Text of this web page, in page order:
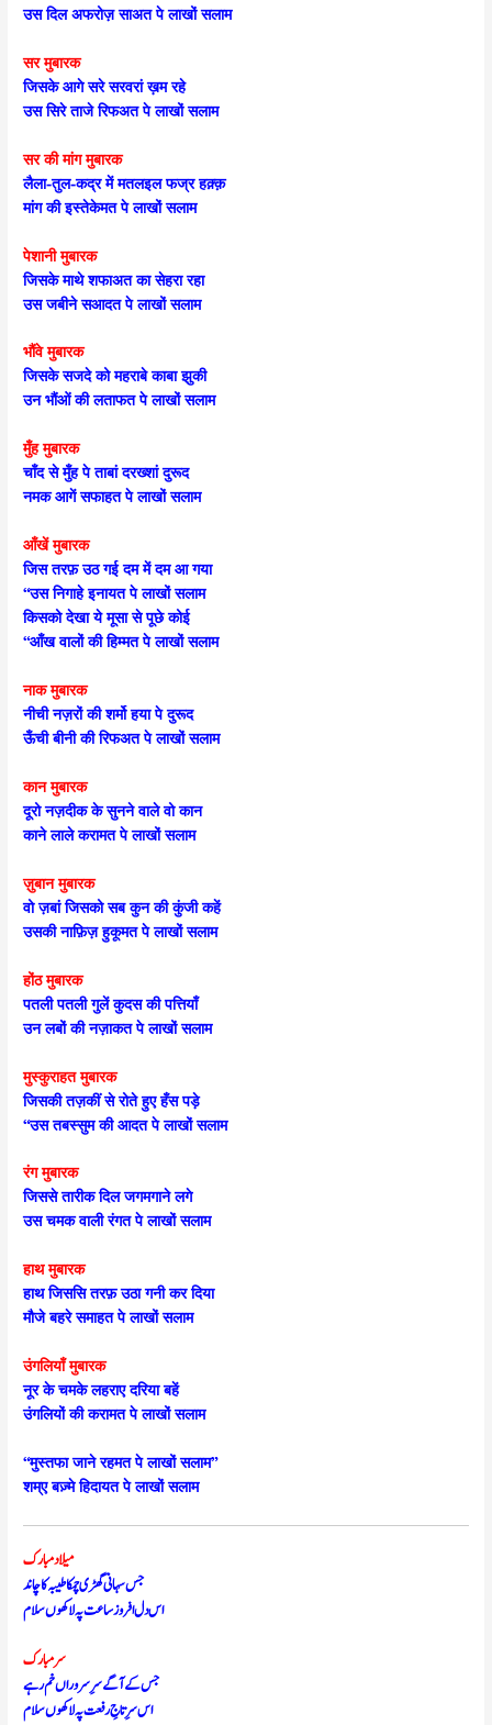
उस दिल अफरोज़ साअत पे लाखों सलाम
सर मुबारक
जिसके आगे सरे सरवरां ख़म रहे
उस सिरे ताजे रिफअत पे लाखों सलाम
सर की मांग मुबारक
लैला-तुल-कद्र में मतलइल फज्र हक़्क़
मांग की इस्तेकेमत पे लाखों सलाम
पेशानी मुबारक
जिसके माथे शफाअत का सेहरा रहा
उस जबीने सआदत पे लाखों सलाम
भौंवे मुबारक
जिसके सजदे को महराबे काबा झुकी
उन भौंओं की लताफत पे लाखों सलाम
मुँह मुबारक
चाँद से मुँह पे ताबां दरख्शां दुरूद
नमक आगें सफाहत पे लाखों सलाम
आँखें मुबारक
जिस तरफ़ उठ गई दम में दम आ गया
“उस निगाहे इनायत पे लाखों सलाम
किसको देखा ये मूसा से पूछे कोई
“आँख वालों की हिम्मत पे लाखों सलाम
नाक मुबारक
नीची नज़रों की शर्मो हया पे दुरूद
ऊँची बीनी की रिफअत पे लाखों सलाम
कान मुबारक
दूरो नज़दीक के सुनने वाले वो कान
काने लाले करामत पे लाखों सलाम
ज़ुबान मुबारक
वो ज़बां जिसको सब कुन की कुंजी कहें
उसकी नाफ़िज़ हुकूमत पे लाखों सलाम
होंठ मुबारक
पतली पतली गुलें कुदस की पत्तियाँ
उन लबों की नज़ाकत पे लाखों सलाम
मुस्कुराहत मुबारक
जिसकी तज़कीं से रोते हुए हँस पड़े
“उस तबस्सुम की आदत पे लाखों सलाम
रंग मुबारक
जिससे तारीक दिल जगमगाने लगे
उस चमक वाली रंगत पे लाखों सलाम
हाथ मुबारक
हाथ जिससि तरफ़ उठा गनी कर दिया
मौजे बहरे समाहत पे लाखों सलाम
उंगलियाँ मुबारक
नूर के चमके लहराए दरिया बहें
उंगलियों की करामत पे लाखों सलाम
“मुस्तफा जाने रहमत पे लाखों सलाम”
शम्ए बज़्मे हिदायत पे लाखों सलाम
میلاد مبارک
جس سہانی گھڑی چمکا طیبہ کا چاند
اس دل افروز ساعت پہ لاکھوں سلام
سر مبارک
جس کے آگے سرِ سروراں خم رہے
اس سرِ تاجِ رفعت پہ لاکھوں سلام